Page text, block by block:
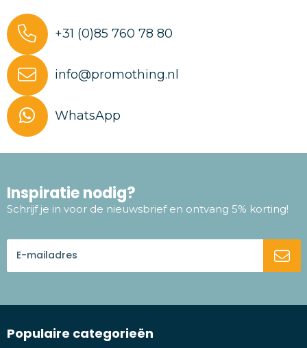
+31 (0)85 760 78 80
info@promothing.nl
WhatsApp
Inspiratie nodig?
Schrijf je in voor de nieuwsbrief en ontvang 5% korting!
Populaire categorieën